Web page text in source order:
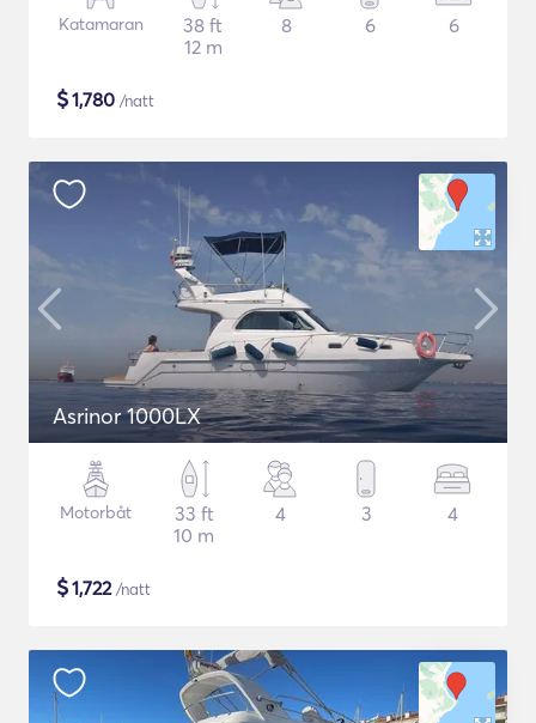
Katamaran
38 ft
12 m
8 6 6
$1,780 /natt
Asrinor 1000LX
Motorbåt
33 ft
10 m
4 3 4
$1,722/natt